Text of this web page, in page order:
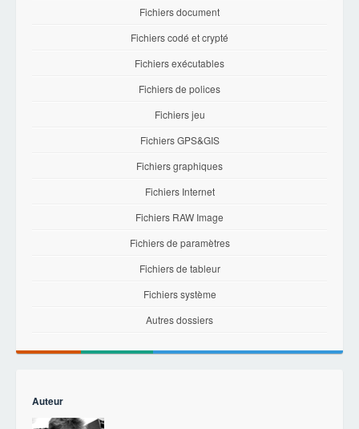
Fichiers document
Fichiers codé et crypté
Fichiers exécutables
Fichiers de polices
Fichiers jeu
Fichiers GPS&GIS
Fichiers graphiques
Fichiers Internet
Fichiers RAW Image
Fichiers de paramètres
Fichiers de tableur
Fichiers système
Autres dossiers
Auteur